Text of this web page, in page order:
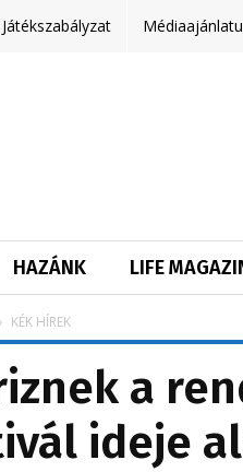
Játékszabályzat
HAZÁNK LIFE
KÉK HÍREK
a
ideje